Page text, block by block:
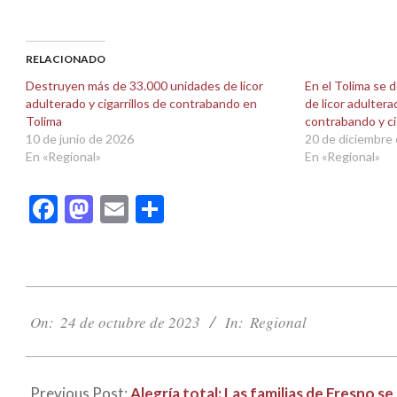
(Se
abre
una
ventana
nueva)
(Se
abre
una
ventana
nueva)
RELACIONADO
Destruyen más de 33.000 unidades de licor
adulterado y cigarrillos de contrabando en
Tolima
10 de junio de 2026
En «Regional»
En el Tolima se
de licor
contrabando y
20 de diciembre
En «Regional»
Facebook
Mastodon
Email
10-
On: 24 de octubre de 2023 In: Regional
Previous Post: Alegría total: Las familias de Fresno